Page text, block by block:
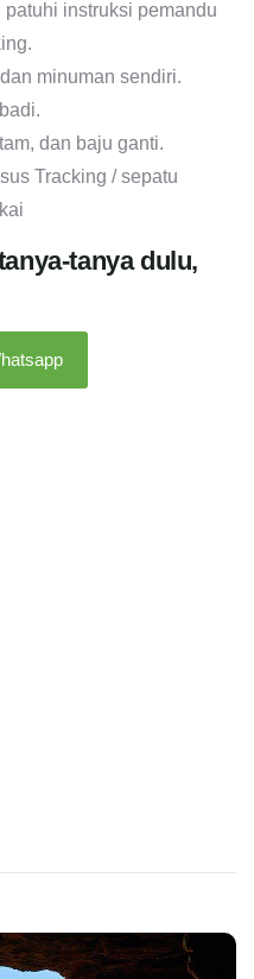
patuhi instruksi pemandu
minuman sendiri.
dan baju ganti.
Tracking / sepatu
tanya dulu,